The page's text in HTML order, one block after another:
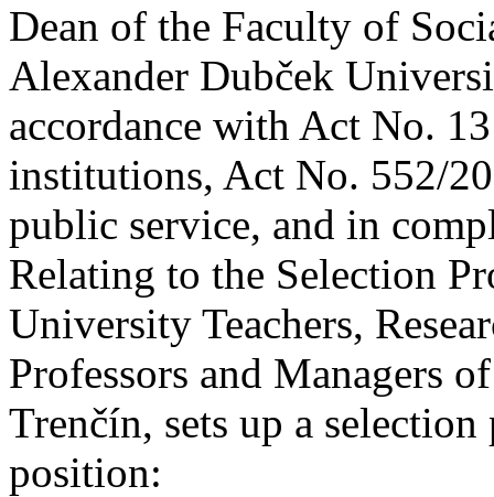
Dean of the Faculty of
Alexander Dubček
accordance with Act No.
institutions, Act No. 552/
public service, and in
Relating to the Selection
University Teachers,
Professors and Managers
Trenčín, sets up a
position: